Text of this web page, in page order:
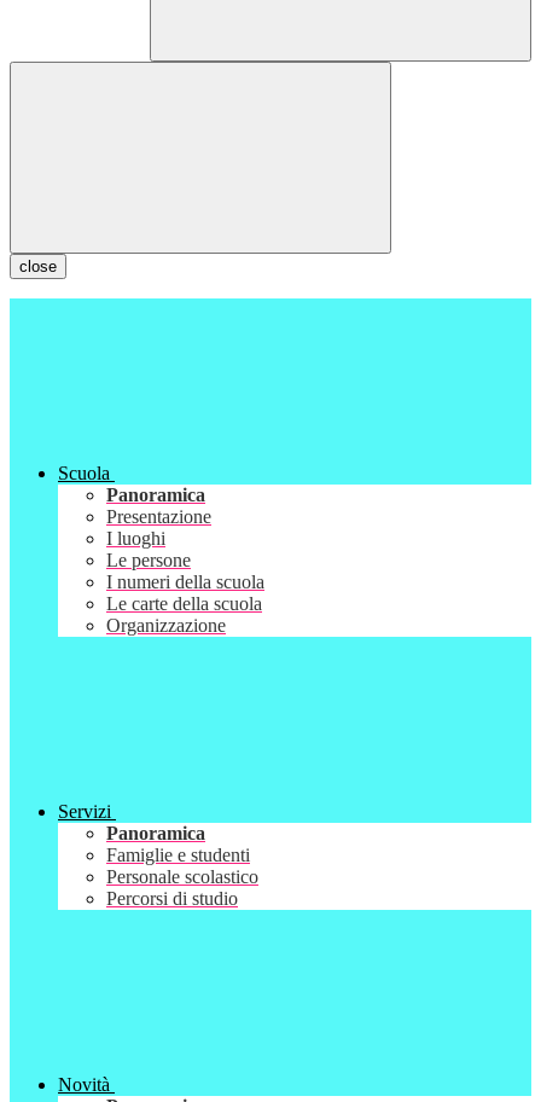
close
Scuola
Panoramica
Presentazione
I luoghi
Le persone
I numeri della scuola
Le carte della scuola
Organizzazione
Servizi
Panoramica
Famiglie e studenti
Personale scolastico
Percorsi di studio
Novità